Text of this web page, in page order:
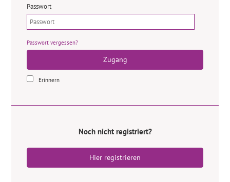
Passwort
Passwort vergessen?
Zugang
Erinnern
Noch nicht registriert?
Hier registrieren